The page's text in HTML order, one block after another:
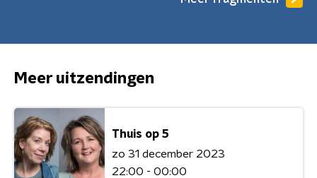
Meer uitzendingen
Thuis op 5
zo 31 december 2023
22:00 - 00:00